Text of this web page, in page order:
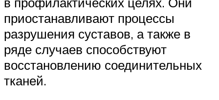
приостанавливают процессы
разрушения суставов, а также в
ряде случаев способствуют
восстановлению соединительных
тканей.